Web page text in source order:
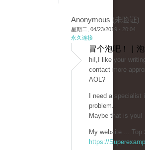
Anonymous (未验证)
星期二, 04/23/2019 - 20:04
永久连接
冒个泡吧！ |
hi!,I like your
contact more
AOL?
I need a
problem.
Maybe that is you!
My website ... Top
https://